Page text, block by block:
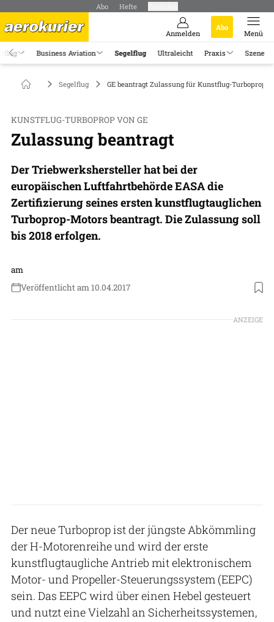
Abo Hefte
Anmelden
Abo
Menü
Business Aviation Segelflug Ultraleicht Praxis Szene
Segelflug GE beantragt Zulassung für Kunstflug-Turboprop
KUNSTFLUG-TURBOPROP VON GE
Zulassung beantragt
Der Triebwerkshersteller hat bei der
europäischen Luftfahrtbehörde EASA die
Zertifizierung seines ersten kunstflugtauglichen
Turboprop-Motors beantragt. Die Zulassung soll
bis 2018 erfolgen.
am
Veröffentlicht am 10.04.2017
ANZEIGE
Der neue Turboprop ist der jüngste Abkömmling
der H-Motorenreihe und wird der erste
kunstflugtaugliche Antrieb mit elektronischem
Motor- und Propeller-Steuerungssystem (EEPC)
sein. Das EEPC wird über einen Hebel gesteuert
und nutzt eine Vielzahl an Sicherheitssystemen,